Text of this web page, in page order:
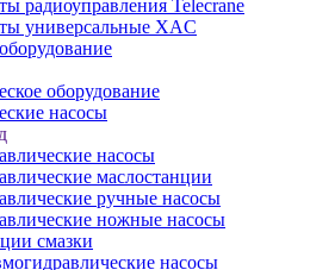
радиоуправления Telecrane
универсальные XAC
оборудование
насосы
насосы
маслостанции
ручные насосы
ножные насосы
смазки
насосы